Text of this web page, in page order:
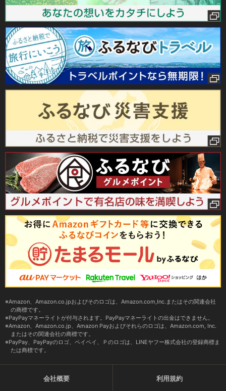
Amazon、Amazon.co.jpおよびそのロゴは、Amazon.com,Inc.またはその関連会社
の商標です。
PayPayマネーライトが付与されます。PayPayマネーライトの出金はできません。
Amazon、Amazon.co.jp、Amazon Payおよびそれらのロゴは、Amazon.com, Inc.
またはその関連会社の商標です。
PayPay、PayPayのロゴ、ペイペイ、Ｐのロゴは、LINEヤフー株式会社の登録商標ま
たは商標です。
会社概要 利用規約